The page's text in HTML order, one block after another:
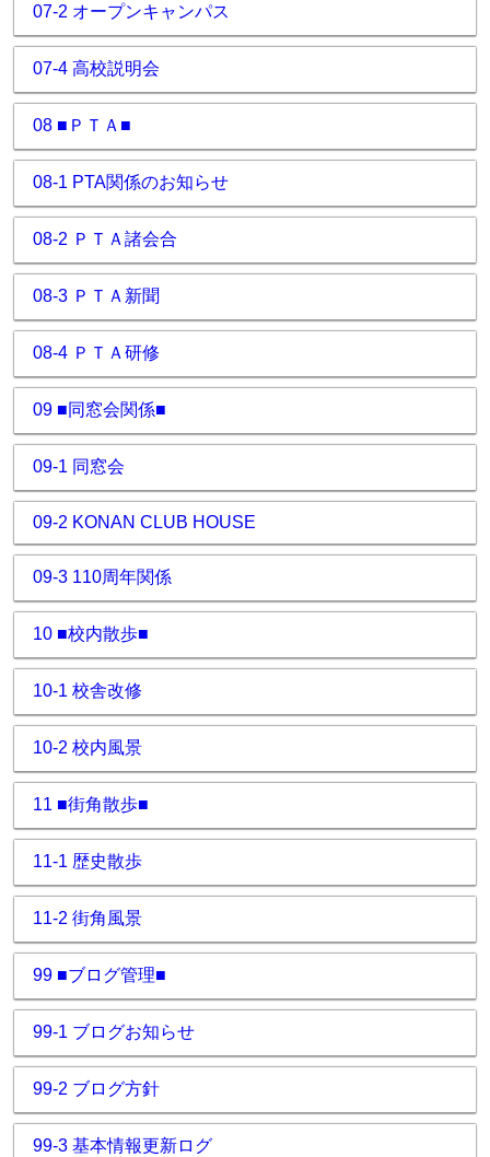
07-2 オープンキャンパス
07-4 高校説明会
08 ■ＰＴＡ■
08-1 PTA関係のお知らせ
08-2 ＰＴＡ諸会合
08-3 ＰＴＡ新聞
08-4 ＰＴＡ研修
09 ■同窓会関係■
09-1 同窓会
09-2 KONAN CLUB HOUSE
09-3 110周年関係
10 ■校内散歩■
10-1 校舎改修
10-2 校内風景
11 ■街角散歩■
11-1 歴史散歩
11-2 街角風景
99 ■ブログ管理■
99-1 ブログお知らせ
99-2 ブログ方針
99-3 基本情報更新ログ